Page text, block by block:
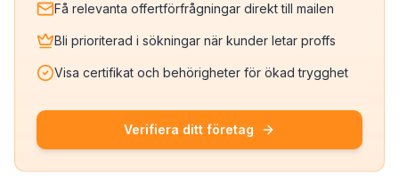
Få relevanta offertförfrågningar direkt till mailen
Bli prioriterad i sökningar när kunder letar proffs
Visa certifikat och behörigheter för ökad trygghet
Verifiera ditt företag